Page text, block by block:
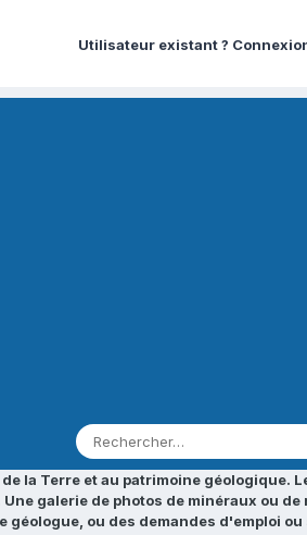
Utilisateur existant ?
la Terre et au patrimoine géologique.
galerie de photos de minéraux ou de
ou des demandes d'emploi